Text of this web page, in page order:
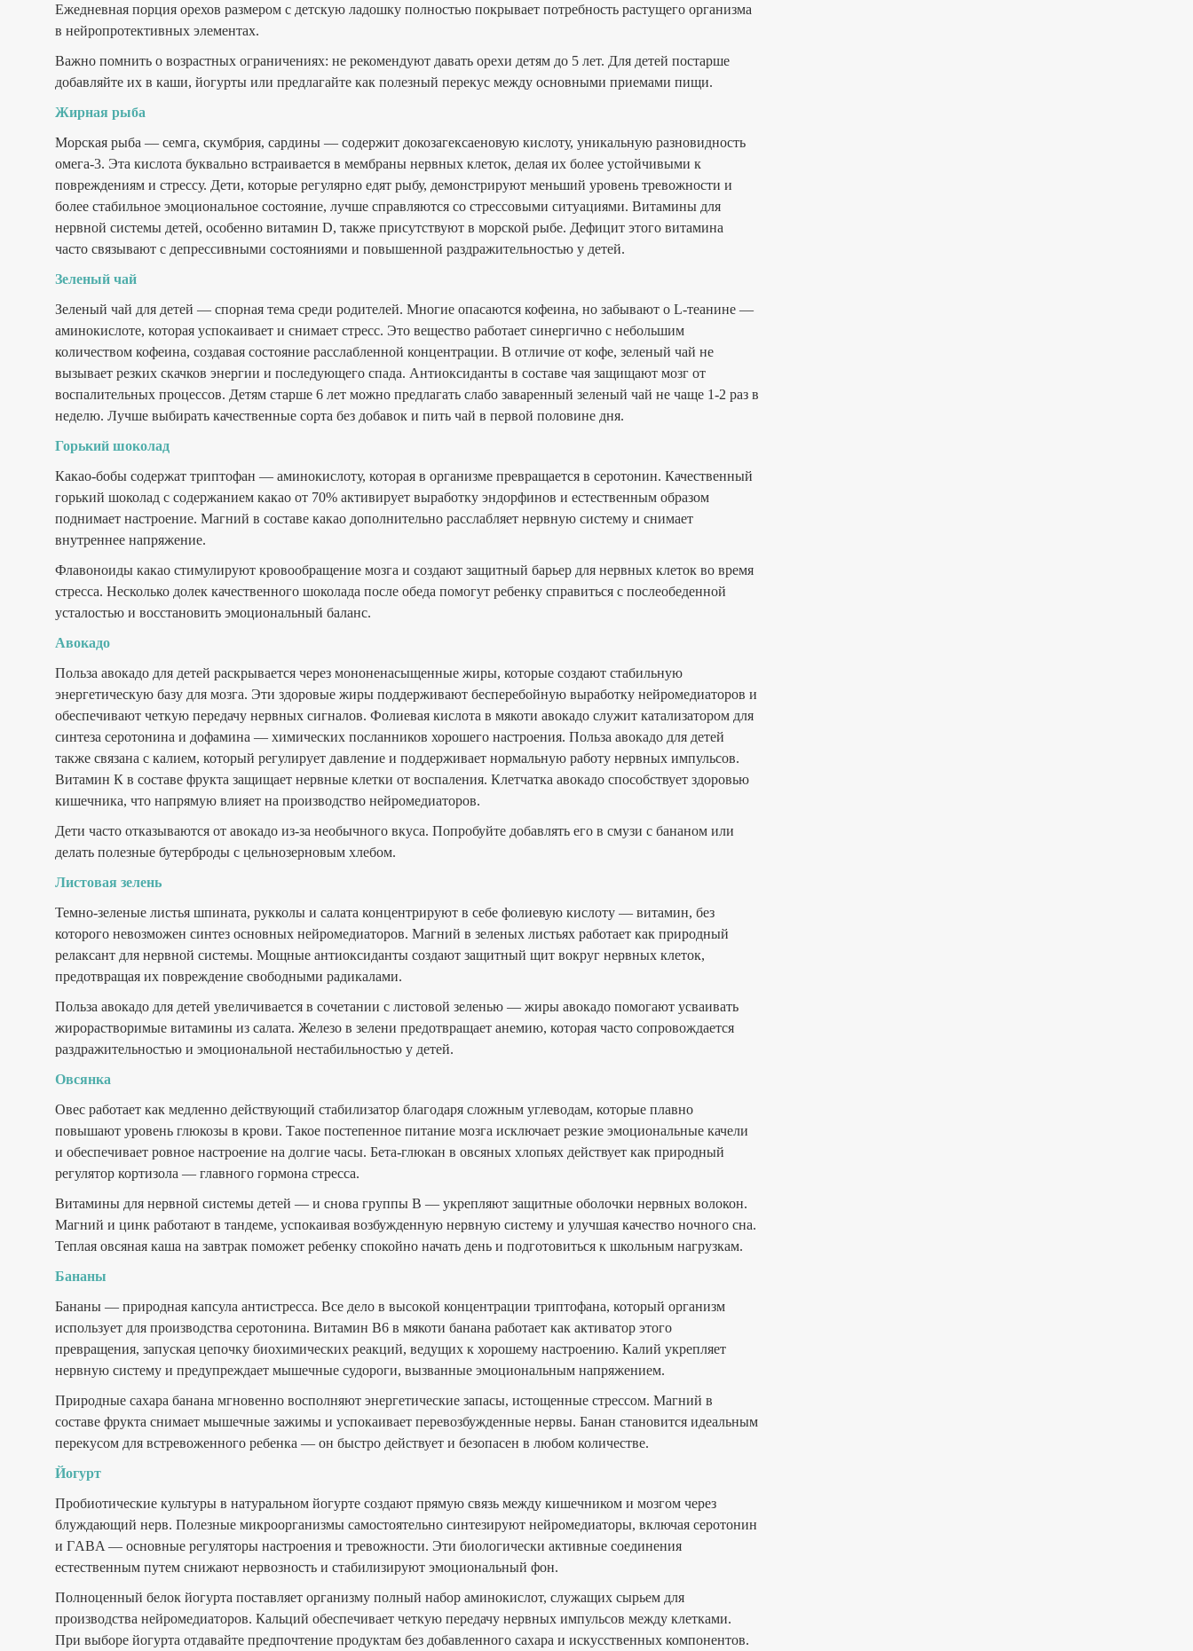
Ежедневная порция орехов размером с детскую ладошку полностью покрывает потребность растущего организма
в нейропротективных элементах.
Важно помнить о возрастных ограничениях: не рекомендуют давать орехи детям до 5 лет. Для детей постарше
добавляйте их в каши, йогурты или предлагайте как полезный перекус между основными приемами пищи.
Жирная рыба
Морская рыба — семга, скумбрия, сардины — содержит докозагексаеновую кислоту, уникальную разновидность
омега-3. Эта кислота буквально встраивается в мембраны нервных клеток, делая их более устойчивыми к
повреждениям и стрессу. Дети, которые регулярно едят рыбу, демонстрируют меньший уровень тревожности и
более стабильное эмоциональное состояние, лучше справляются со стрессовыми ситуациями. Витамины для
нервной системы детей, особенно витамин D, также присутствуют в морской рыбе. Дефицит этого витамина
часто связывают с депрессивными состояниями и повышенной раздражительностью у детей.
Зеленый чай
Зеленый чай для детей — спорная тема среди родителей. Многие опасаются кофеина, но забывают о L-теанине —
аминокислоте, которая успокаивает и снимает стресс. Это вещество работает синергично с небольшим
количеством кофеина, создавая состояние расслабленной концентрации. В отличие от кофе, зеленый чай не
вызывает резких скачков энергии и последующего спада. Антиоксиданты в составе чая защищают мозг от
воспалительных процессов. Детям старше 6 лет можно предлагать слабо заваренный зеленый чай не чаще 1-2 раз в
неделю. Лучше выбирать качественные сорта без добавок и пить чай в первой половине дня.
Горький шоколад
Какао-бобы содержат триптофан — аминокислоту, которая в организме превращается в серотонин. Качественный
горький шоколад с содержанием какао от 70% активирует выработку эндорфинов и естественным образом
поднимает настроение. Магний в составе какао дополнительно расслабляет нервную систему и снимает
внутреннее напряжение.
Флавоноиды какао стимулируют кровообращение мозга и создают защитный барьер для нервных клеток во время
стресса. Несколько долек качественного шоколада после обеда помогут ребенку справиться с послеобеденной
усталостью и восстановить эмоциональный баланс.
Авокадо
Польза авокадо для детей раскрывается через мононенасыщенные жиры, которые создают стабильную
энергетическую базу для мозга. Эти здоровые жиры поддерживают бесперебойную выработку нейромедиаторов и
обеспечивают четкую передачу нервных сигналов. Фолиевая кислота в мякоти авокадо служит катализатором для
синтеза серотонина и дофамина — химических посланников хорошего настроения. Польза авокадо для детей
также связана с калием, который регулирует давление и поддерживает нормальную работу нервных импульсов.
Витамин К в составе фрукта защищает нервные клетки от воспаления. Клетчатка авокадо способствует здоровью
кишечника, что напрямую влияет на производство нейромедиаторов.
Дети часто отказываются от авокадо из-за необычного вкуса. Попробуйте добавлять его в смузи с бананом или
делать полезные бутерброды с цельнозерновым хлебом.
Листовая зелень
Темно-зеленые листья шпината, рукколы и салата концентрируют в себе фолиевую кислоту — витамин, без
которого невозможен синтез основных нейромедиаторов. Магний в зеленых листьях работает как природный
релаксант для нервной системы. Мощные антиоксиданты создают защитный щит вокруг нервных клеток,
предотвращая их повреждение свободными радикалами.
Польза авокадо для детей увеличивается в сочетании с листовой зеленью — жиры авокадо помогают усваивать
жирорастворимые витамины из салата. Железо в зелени предотвращает анемию, которая часто сопровождается
раздражительностью и эмоциональной нестабильностью у детей.
Овсянка
Овес работает как медленно действующий стабилизатор благодаря сложным углеводам, которые плавно
повышают уровень глюкозы в крови. Такое постепенное питание мозга исключает резкие эмоциональные качели
и обеспечивает ровное настроение на долгие часы. Бета-глюкан в овсяных хлопьях действует как природный
регулятор кортизола — главного гормона стресса.
Витамины для нервной системы детей — и снова группы В — укрепляют защитные оболочки нервных волокон.
Магний и цинк работают в тандеме, успокаивая возбужденную нервную систему и улучшая качество ночного сна.
Теплая овсяная каша на завтрак поможет ребенку спокойно начать день и подготовиться к школьным нагрузкам.
Бананы
Бананы — природная капсула антистресса. Все дело в высокой концентрации триптофана, который организм
использует для производства серотонина. Витамин В6 в мякоти банана работает как активатор этого
превращения, запуская цепочку биохимических реакций, ведущих к хорошему настроению. Калий укрепляет
нервную систему и предупреждает мышечные судороги, вызванные эмоциональным напряжением.
Природные сахара банана мгновенно восполняют энергетические запасы, истощенные стрессом. Магний в
составе фрукта снимает мышечные зажимы и успокаивает перевозбужденные нервы. Банан становится идеальным
перекусом для встревоженного ребенка — он быстро действует и безопасен в любом количестве.
Йогурт
Пробиотические культуры в натуральном йогурте создают прямую связь между кишечником и мозгом через
блуждающий нерв. Полезные микроорганизмы самостоятельно синтезируют нейромедиаторы, включая серотонин
и ГABA — основные регуляторы настроения и тревожности. Эти биологически активные соединения
естественным путем снижают нервозность и стабилизируют эмоциональный фон.
Полноценный белок йогурта поставляет организму полный набор аминокислот, служащих сырьем для
производства нейромедиаторов. Кальций обеспечивает четкую передачу нервных импульсов между клетками.
При выборе йогурта отдавайте предпочтение продуктам без добавленного сахара и искусственных компонентов.